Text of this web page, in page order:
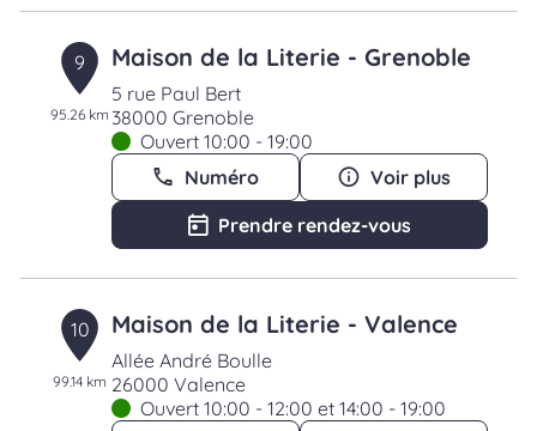
9
95.26 km
Maison de la Literie - Grenoble
5 rue Paul Bert
38000 Grenoble
Ouvert 10:00 - 19:00
Numéro
Voir plus
Prendre rendez-vous
10
99.14 km
Maison de la Literie - Valence
Allée André Boulle
26000 Valence
Ouvert 10:00 - 12:00 et 14:00 - 19:00